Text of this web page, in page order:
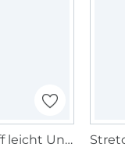
Jeansstoff leicht Uni, dunkelblau